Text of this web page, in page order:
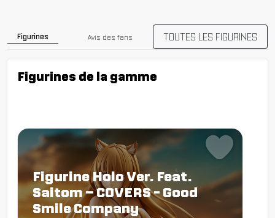
Figurines Avis des fans TOUTES LES FIGURINES
Figurines de la gamme
Figurine Holo Ver. Feat.
Saitom – COVERS - Good
Smile Company